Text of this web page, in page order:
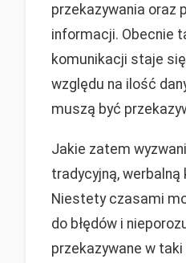
przekazywania oraz
informacji. Obecnie
komunikacji staje
względu na ilość
muszą być
Jakie zatem
tradycyjną, werbalną
Niestety czasami
do błędów i
przekazywane w